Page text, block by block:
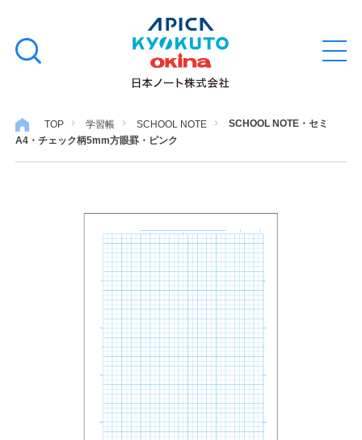
文
キ
ッ
検
る
ノート・メモ
ファイル・バインダー
日用・事務用品
特集・コラム
ノートの豆知識
探求・自主学習のすすめ
TOP 学習帳 SCHOOL NOTE
SCHOOL NOTE・セミ
A4・チェック柄5mm方眼罫・ピンク